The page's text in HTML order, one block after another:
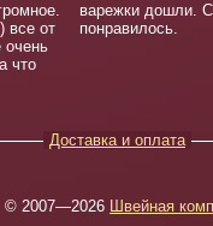
все от
очень
что
варежки дошли.
понравилось.
Доставка и оплата
© 2007—2026 Швейная